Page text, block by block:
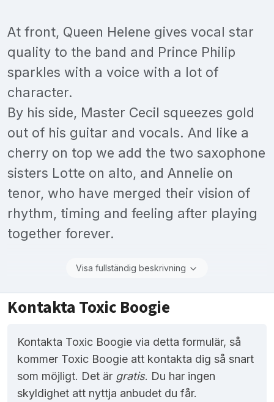
At front, Queen Helene gives vocal star
quality to the band and Prince Philip
sparkles with a voice with a lot of
character.
By his side, Master Cecil squeezes gold
out of his guitar and vocals. And like a
cherry on top we add the two saxophone
sisters Lotte on alto, and Annelie on
tenor, who have merged their vision of
rhythm, timing and feeling after playing
together forever.
Visa fullständig beskrivning
Kontakta Toxic Boogie
Kontakta Toxic Boogie via detta formulär, så
kommer Toxic Boogie att kontakta dig så snart
som möjligt. Det är gratis. Du har ingen
skyldighet att nyttja anbudet du får.